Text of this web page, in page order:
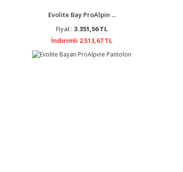
Evolite Bay ProAlpin ...
Fiyat : 3.351,56 TL
İndirimli 2.513,67 TL